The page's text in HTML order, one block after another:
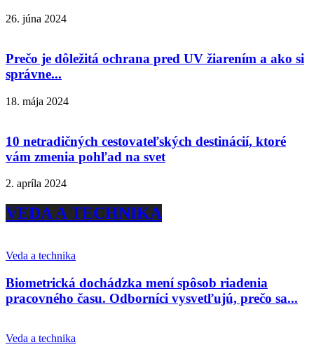
26. júna 2024
Prečo je dôležitá ochrana pred UV žiarením a ako si
správne...
18. mája 2024
10 netradičných cestovateľských destinácií, ktoré
vám zmenia pohľad na svet
2. apríla 2024
VEDA A TECHNIKA
Veda a technika
Biometrická dochádzka mení spôsob riadenia
pracovného času. Odborníci vysvetľujú, prečo sa...
Veda a technika